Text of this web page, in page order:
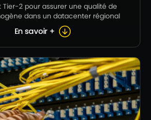
Tier-2 pour assurer une qualité de
dans un datacenter régional
En savoir +